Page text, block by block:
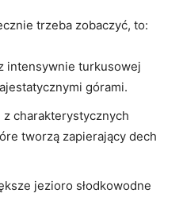
trzeba zobaczyć,‌ to:
intensywnie turkusowej
górami.
z charakterystycznych
tworzą zapierający​ dech
jezioro słodkowodne